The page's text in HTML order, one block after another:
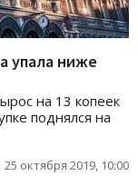
упала ниже
на 13 копеек
поднялся на
25 октября 2019, 10:00